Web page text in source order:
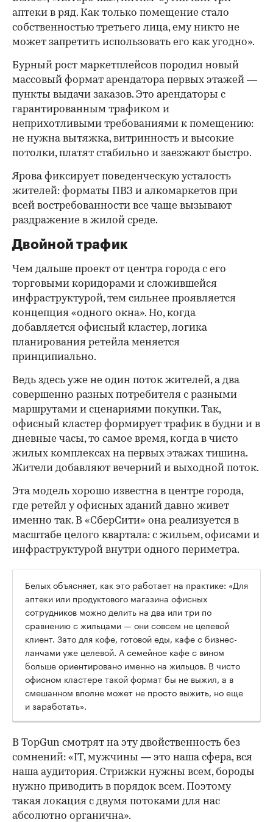
аптеки в ряд. Как только помещение стало
собственностью третьего лица, ему никто не
может запретить использовать его как угодно».
Бурный рост маркетплейсов породил новый
массовый формат арендатора первых этажей —
пункты выдачи заказов. Это арендаторы с
гарантированным трафиком и
неприхотливыми требованиями к помещению:
не нужна вытяжка, витринность и высокие
потолки, платят стабильно и заезжают быстро.
Ярова фиксирует поведенческую усталость
жителей: форматы ПВЗ и алкомаркетов при
всей востребованности все чаще вызывают
раздражение в жилой среде.
Двойной трафик
Чем дальше проект от центра города с его
торговыми коридорами и сложившейся
инфраструктурой, тем сильнее проявляется
концепция «одного окна». Но, когда
добавляется офисный кластер, логика
планирования ретейла меняется
принципиально.
Ведь здесь уже не один поток жителей, а два
совершенно разных потребителя с разными
маршрутами и сценариями покупки. Так,
офисный кластер формирует трафик в будни и в
дневные часы, то самое время, когда в чисто
жилых комплексах на первых этажах тишина.
Жители добавляют вечерний и выходной поток.
Эта модель хорошо известна в центре города,
где ретейл у офисных зданий давно живет
именно так. В «СберСити» она реализуется в
масштабе целого квартала: с жильем, офисами и
инфраструктурой внутри одного периметра.
Белых объясняет, как это работает на практике: «Для
аптеки или продуктового магазина офисных
сотрудников можно делить на два или три по
сравнению с жильцами — они совсем не целевой
клиент. Зато для кофе, готовой еды, кафе с бизнес-
ланчами уже целевой. А семейное кафе с вином
больше ориентировано именно на жильцов. В чисто
офисном кластере такой формат бы не выжил, а в
смешанном вполне может не просто выжить, но еще
и заработать».
В TopGun смотрят на эту двойственность без
сомнений: «IT, мужчины — это наша сфера, вся
наша аудитория. Стрижки нужны всем, бороды
нужно приводить в порядок всем. Поэтому
такая локация с двумя потоками для нас
абсолютно органична».